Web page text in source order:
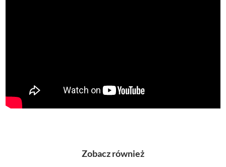
Zobacz również